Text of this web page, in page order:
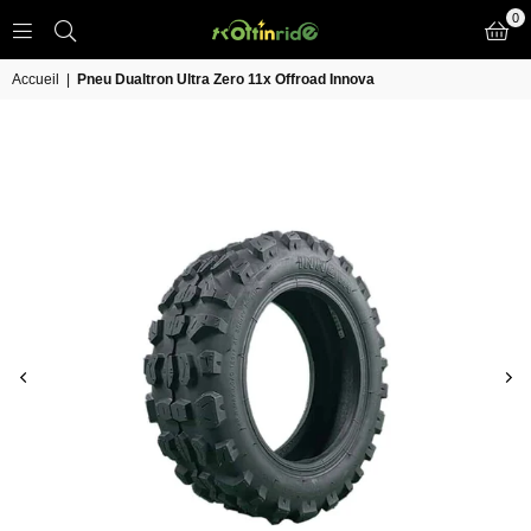
IN
0
Accueil Pneu Dualtron Ultra Zero 11x Offroad Innova